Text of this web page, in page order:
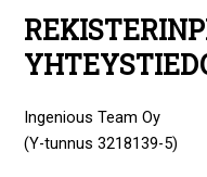
Ingenious Team Oy
(Y-tunnus 3218139-5)